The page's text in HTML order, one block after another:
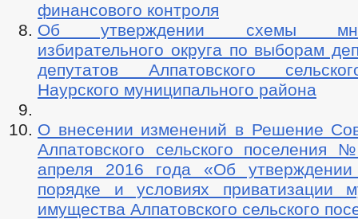
финансового контроля
Об утверждении схемы
избирательного округа по выборам
депутатов Алпатовского
Наурского муниципального района
О внесении изменений в Решение
Алпатовского сельского
апреля 2016 года «Об
порядке и условиях приватизации
имущества Алпатовского сельского